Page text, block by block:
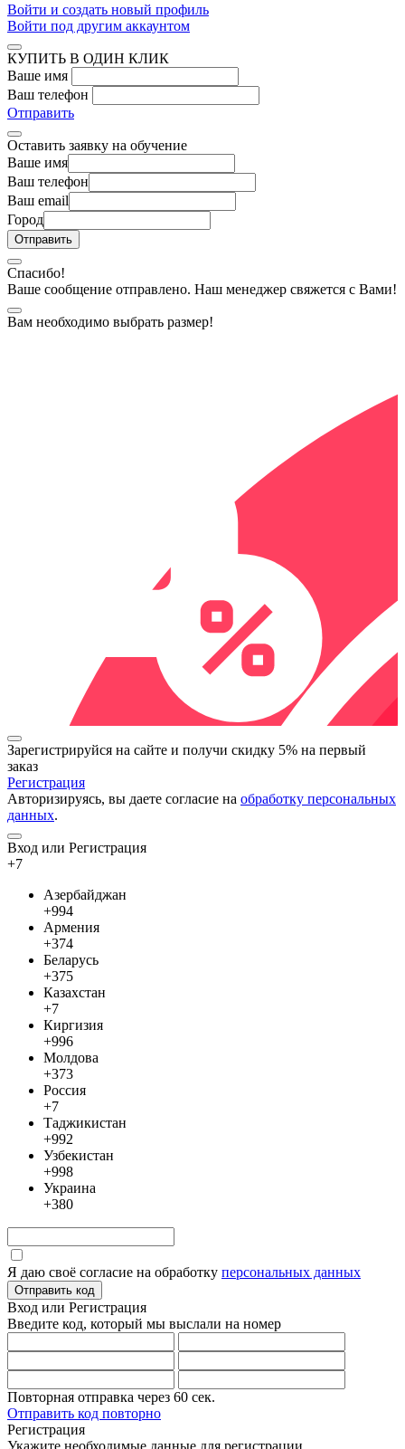
Войти и создать новый профиль
Войти под другим аккаунтом
КУПИТЬ В ОДИН КЛИК
Ваше имя
Ваш телефон
Отправить
Оставить заявку на обучение
Ваше имя
Ваш телефон
Ваш email
Город
Спасибо!
Ваше сообщение отправлено. Наш менеджер свяжется с Вами!
Вам необходимо выбрать размер!
Зарегистрируйся на сайте и получи скидку 5% на первый
заказ
Регистрация
Авторизируясь, вы даете согласие на обработку персональных
данных.
Вход или Регистрация
+7
Азербайджан
+994
Армения
+374
Беларусь
+375
Казахстан
+7
Киргизия
+996
Молдова
+373
Россия
+7
Таджикистан
+992
Узбекистан
+998
Украина
+380
Я даю своё согласие на обработку персональных данных
Отправить код
Вход или Регистрация
Введите код, который мы выслали на номер
Повторная отправка через 60 сек.
Отправить код повторно
Регистрация
Укажите необходимые данные для регистрации